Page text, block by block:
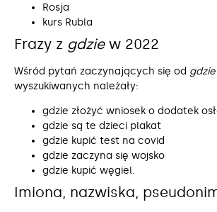
Rosja
kurs Rubla
Frazy z gdziew 2022
Wśród pytań zaczynających się od gdzie
wyszukiwanych należały:
gdzie złożyć wniosek o dodatek
gdzie są te dzieci plakat
gdzie kupić test na covid
gdzie zaczyna się wojsko
gdzie kupić węgiel.
Imiona, nazwiska,